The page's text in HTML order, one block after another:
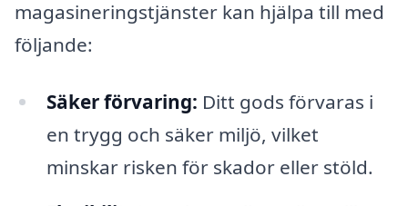
magasineringstjänster kan hjälpa till med
följande:
Säker förvaring: Ditt gods förvaras i
en trygg och säker miljö, vilket
minskar risken för skador eller stöld.